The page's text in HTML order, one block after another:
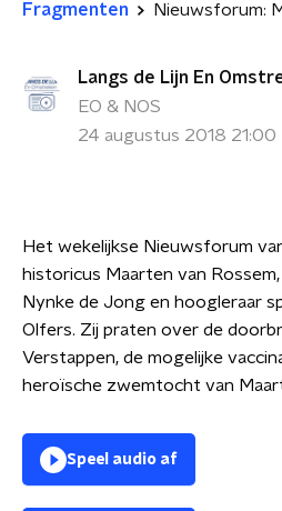
Fragmenten
Langs de Lijn En
EO & NOS
24 augustus 2018 21:00
Het wekelijkse Nieuwsforum
historicus Maarten van
Nynke de Jong en hoogleraar
Olfers. Zij praten over de
Verstappen, de mogelijke
heroïsche zwemtocht van
Speel audio af